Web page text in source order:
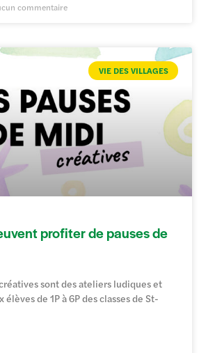
commentaire
VIE DES VILLAGES
profiter de pauses de
sont des ateliers ludiques et
de 1P à 6P des classes de St-